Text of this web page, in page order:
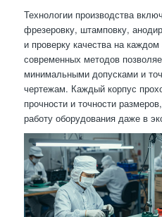
Технологии производства
фрезеровку, штамповку,
и проверку качества на
современных методов
минимальными допусками и
чертежам. Каждый корпус
прочности и точности
работу оборудования даже в